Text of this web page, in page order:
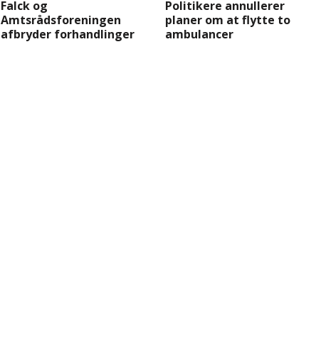
Falck og
Amtsrådsforeningen
afbryder forhandlinger
Politikere annullerer
planer om at flytte to
ambulancer